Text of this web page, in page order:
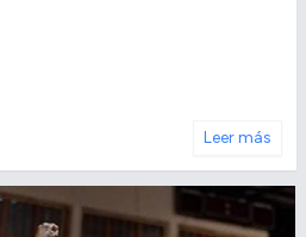
Leer más